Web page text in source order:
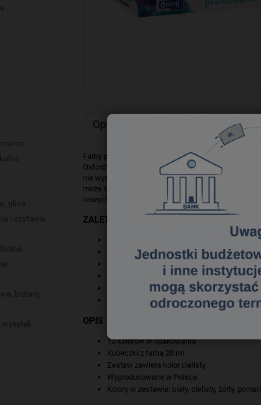
glina
i czytania
bidony,
Opis
Farby plakatowe Oxford doskonale sprawdzą się
Oxford stawia na wysoką jakość opakowań. W
nie wysychają i można ich używać jeszcze dłużej
może się poczuć jak profesjonalista. Ilość kolorów
nowych barw.
ZALETY
Dzięki gęstej konsystencji łatwo
Dzięki pigmentom wysokiej jakości po
Farby bardzo dobrze mieszają się ze sobą
Mogą być używane bez wody lub
Farby są odporne na działanie światła i
Są nietoksyczne, bezpieczne dla dzieci i
OPIS
10 kolorów w opakowaniu
Kubeczki z farbą 20 ml
Zestaw zawiera kolor cielisty
Wyprodukowane w Polsce
Kolory w zestawie: biały, cielisty, żółty,